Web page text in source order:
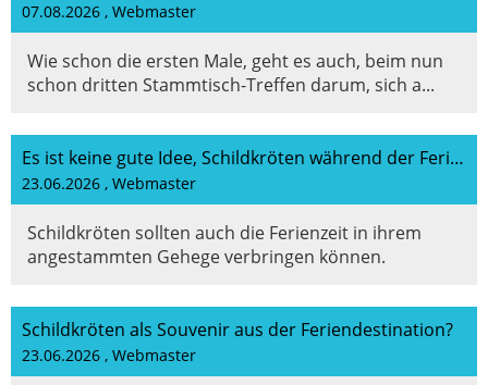
07.08.2026 , Webmaster
Wie schon die ersten Male, geht es auch, beim nun
schon dritten Stammtisch-Treffen darum, sich a...
Es ist keine gute Idee, Schildkröten während der Ferienzeit wegzugeben!
23.06.2026 , Webmaster
Schildkröten sollten auch die Ferienzeit in ihrem
angestammten Gehege verbringen können.
Schildkröten als Souvenir aus der Feriendestination?
23.06.2026 , Webmaster